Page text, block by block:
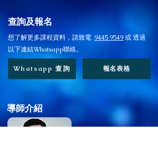
查詢及報名
想了解更多課程資料，請致電 9445 9549或 透過
以下連結Whatsapp聯絡。
報名表格
Whatsapp 查詢
導師介紹